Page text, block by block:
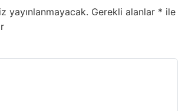
yayınlanmayacak. Gerekli alanlar * ile